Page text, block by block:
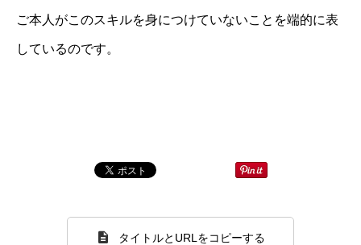
ご本人がこのスキルを身につけていないことを端的に表
しているのです。
タイトルとURLをコピーする